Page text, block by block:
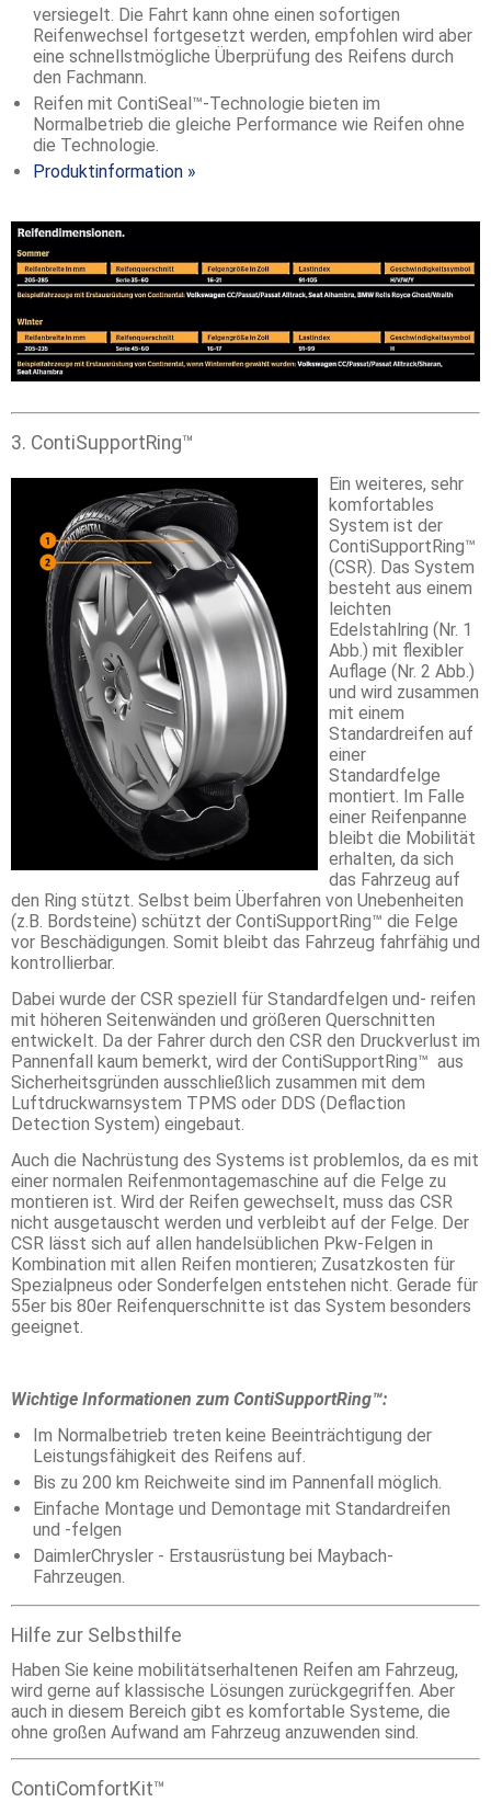
versiegelt. Die Fahrt kann ohne einen sofortigen
Reifenwechsel fortgesetzt werden, empfohlen wird aber
eine schnellstmögliche Überprüfung des Reifens durch
den Fachmann.
Reifen mit ContiSeal™-Technologie bieten im
Normalbetrieb die gleiche Performance wie Reifen ohne
die Technologie.
Produktinformation »
3. ContiSupportRing™
Ein weiteres, sehr
komfortables
System ist der
ContiSupportRing™
(CSR). Das System
besteht aus einem
leichten
Edelstahlring (Nr. 1
Abb.) mit flexibler
Auflage (Nr. 2 Abb.)
und wird zusammen
mit einem
Standardreifen auf
einer
Standardfelge
montiert. Im Falle
einer Reifenpanne
bleibt die Mobilität
erhalten, da sich
das Fahrzeug auf
den Ring stützt. Selbst beim Überfahren von Unebenheiten
(z.B. Bordsteine) schützt der ContiSupportRing™ die Felge
vor Beschädigungen. Somit bleibt das Fahrzeug fahrfähig und
kontrollierbar.
Dabei wurde der CSR speziell für Standardfelgen und- reifen
mit höheren Seitenwänden und größeren Querschnitten
entwickelt. Da der Fahrer durch den CSR den Druckverlust im
Pannenfall kaum bemerkt, wird der ContiSupportRing™ aus
Sicherheitsgründen ausschließlich zusammen mit dem
Luftdruckwarnsystem TPMS oder DDS (Deflaction
Detection System) eingebaut.
Auch die Nachrüstung des Systems ist problemlos, da es mit
einer normalen Reifenmontagemaschine auf die Felge zu
montieren ist. Wird der Reifen gewechselt, muss das CSR
nicht ausgetauscht werden und verbleibt auf der Felge. Der
CSR lässt sich auf allen handelsüblichen Pkw-Felgen in
Kombination mit allen Reifen montieren; Zusatzkosten für
Spezialpneus oder Sonderfelgen entstehen nicht. Gerade für
55er bis 80er Reifenquerschnitte ist das System besonders
geeignet.
Wichtige Informationen zum ContiSupportRing™:
Im Normalbetrieb treten keine Beeinträchtigung der
Leistungsfähigkeit des Reifens auf.
Bis zu 200 km Reichweite sind im Pannenfall möglich.
Einfache Montage und Demontage mit Standardreifen
und -felgen
DaimlerChrysler - Erstausrüstung bei Maybach-
Fahrzeugen.
Hilfe zur Selbsthilfe
Haben Sie keine mobilitätserhaltenen Reifen am Fahrzeug,
wird gerne auf klassische Lösungen zurückgegriffen. Aber
auch in diesem Bereich gibt es komfortable Systeme, die
ohne großen Aufwand am Fahrzeug anzuwenden sind.
ContiComfortKit™